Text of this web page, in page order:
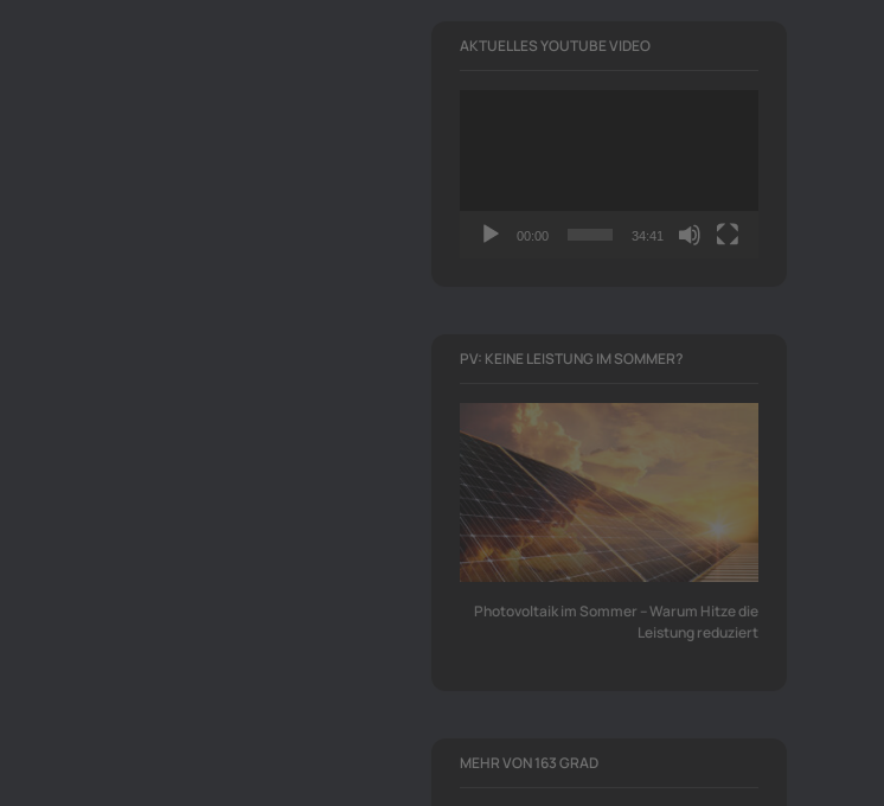
AKTUELLES YOUTUBE VIDEO
00:00 34:41
PV: KEINE LEISTUNG IM SOMMER?
Photovoltaik im Sommer – Warum Hitze die
Leistung reduziert
MEHR VON 163 GRAD